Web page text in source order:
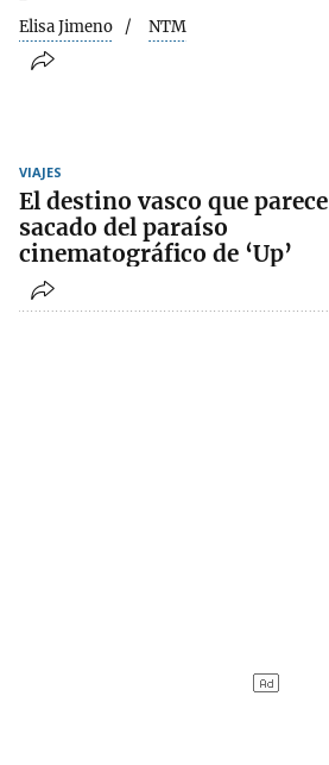
Elisa Jimeno NTM
VIAJES
El destino vasco que parece
sacado del paraíso
cinematográfico de ‘Up’